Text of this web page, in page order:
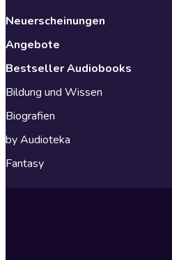
Neuerscheinungen
Angebote
Bestseller Audiobooks
Bildung und Wissen
Biografien
by Audioteka
Fantasy